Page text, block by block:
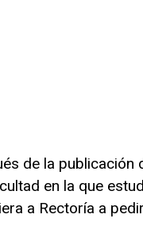
de la publicación
en la que
a Rectoría a